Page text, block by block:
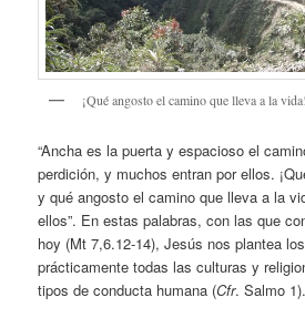
¡Qué angosto el camino que lleva a la vida!
“Ancha es la puerta y espacioso el
perdición, y muchos entran por ellos.
y qué angosto el camino que lleva a la
ellos”. En estas palabras, con las que
hoy (Mt 7,6.12-14), Jesús nos plantea
prácticamente todas las culturas y
tipos de conducta humana (Cfr. Salmo 1).